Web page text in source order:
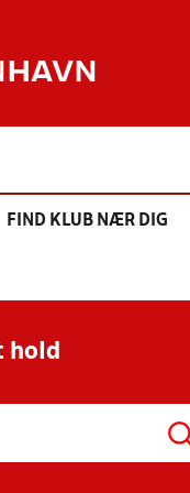
FIND KLUB NÆR DIG
hold